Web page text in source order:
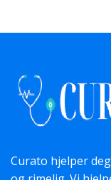
Curato hjelper